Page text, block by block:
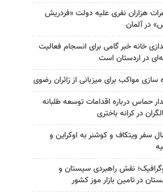
هزاران نفری علیه دولت «فردریش
در آلمان
خانه خبر گامی برای انسجام فعالیت
در اردستان است
سازی مواکب برای میزبانی از زائران رضوی
حماس درباره اقدامات توسعه طلبانه
در کرانه باختری
سفر ویتکاف و کوشنر به اوکراین و
نقش راهبردی سیستان و
در تامین بازار موز کشور